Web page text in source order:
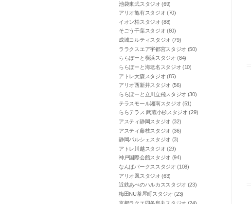
池袋東武スタジオ (69)
アリオ亀有スタジオ (70)
イオン柏スタジオ (88)
そごう千葉スタジオ (80)
成城コルティスタジオ (79)
ララクスエア宇都宮スタジオ (50)
ららぽーと横浜スタジオ (84)
ららぽーと海老名スタジオ (10)
アトレ大森スタジオ (85)
アリオ西新井スタジオ (56)
ららぽーと立川立飛スタジオ (30)
テラスモール湘南スタジオ (51)
ららテラス 武蔵小杉スタジオ (29)
アスティ静岡スタジオ (32)
アスティ藤枝スタジオ (36)
静岡パルシェスタジオ (3)
アトレ川越スタジオ (29)
神戸国際会館スタジオ (94)
なんばパークススタジオ (108)
アリオ鳳スタジオ (63)
近鉄あべのハルカススタジオ (23)
梅田NU茶屋町スタジオ (23)